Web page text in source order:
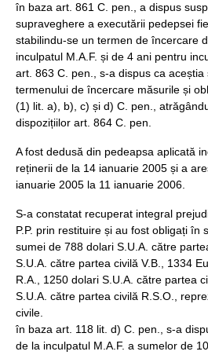
în baza art. 861 C. pen., a dispus
supraveghere a executării pedepsei
stabilindu-se un termen de încercare
inculpatul M.A.F. și de 4 ani pentru
art. 863 C. pen., s-a dispus ca
termenului de încercare măsurile și
(1) lit. a), b), c) și d) C. pen.,
dispozițiilor art. 864 C. pen.
A fost dedusă din pedeapsa aplicată
reținerii de la 14 ianuarie 2005 și a
ianuarie 2005 la 11 ianuarie 2006.
S-a constatat recuperat integral
P.P. prin restituire și au fost obligați în
sumei de 788 dolari S.U.A. către
S.U.A. către partea civilă V.B., 1334
R.A., 1250 dolari S.U.A. către partea
S.U.A. către partea civilă R.S.O.,
civile.
în baza art. 118 lit. d) C. pen., s-a
de la inculpatul M.A.F. a sumelor de